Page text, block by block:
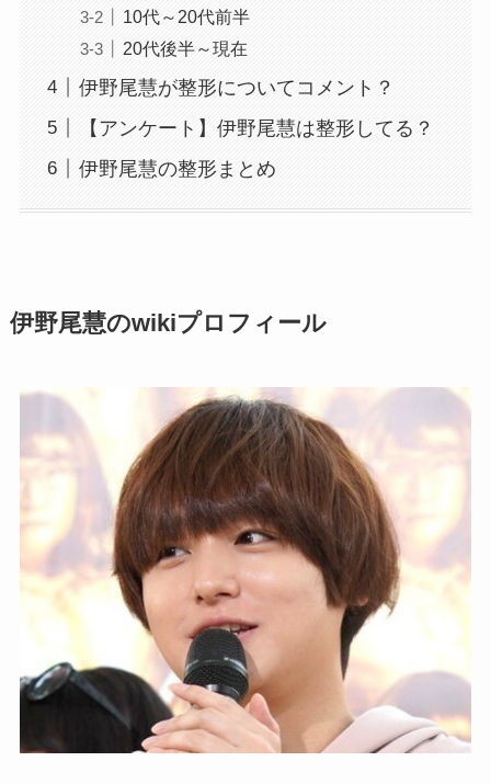
10代～20代前半
20代後半～現在
伊野尾慧が整形についてコメント？
【アンケート】伊野尾慧は整形してる？
伊野尾慧の整形まとめ
伊野尾慧のwikiプロフィール